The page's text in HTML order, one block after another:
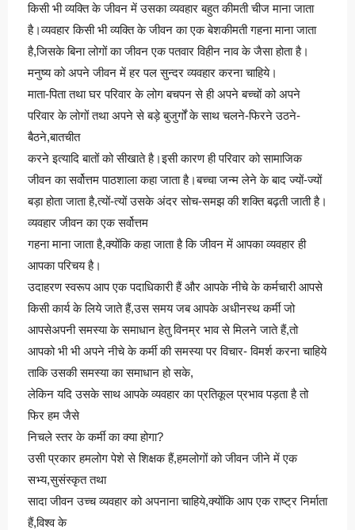
किसी भी व्यक्ति के जीवन में उसका व्यवहार बहुत कीमती चीज माना जाता
है।व्यवहार किसी भी व्यक्ति के जीवन का एक बेशकीमती गहना माना जाता
है,जिसके बिना लोगों का जीवन एक पतवार विहीन नाव के जैसा होता है।
मनुष्य को अपने जीवन में हर पल सुन्दर व्यवहार करना चाहिये।
माता-पिता तथा घर परिवार के लोग बचपन से ही अपने बच्चों को अपने
परिवार के लोगों तथा अपने से बड़े बुजुर्गों के साथ चलने-फिरने उठने-
बैठने,बातचीत
करने इत्यादि बातों को सीखाते है।इसी कारण ही परिवार को सामाजिक
जीवन का सर्वोत्तम पाठशाला कहा जाता है।बच्चा जन्म लेने के बाद ज्यों-ज्यों
बड़ा होता जाता है,त्यों-त्यों उसके अंदर सोच-समझ की शक्ति बढ़ती जाती है।
व्यवहार जीवन का एक सर्वोत्तम
गहना माना जाता है,क्योंकि कहा जाता है कि जीवन में आपका व्यवहार ही
आपका परिचय है।
उदाहरण स्वरूप आप एक पदाधिकारी हैं और आपके नीचे के कर्मचारी आपसे
किसी कार्य के लिये जाते हैं,उस समय जब आपके अधीनस्थ कर्मी जो
आपसेअपनी समस्या के समाधान हेतु विनम्र भाव से मिलने जाते हैं,तो
आपको भी भी अपने नीचे के कर्मी की समस्या पर विचार- विमर्श करना चाहिये
ताकि उसकी समस्या का समाधान हो सके,
लेकिन यदि उसके साथ आपके व्यवहार का प्रतिकूल प्रभाव पड़ता है तो
फिर हम जैसे
निचले स्तर के कर्मी का क्या होगा?
उसी प्रकार हमलोग पेशे से शिक्षक हैं,हमलोगों को जीवन जीने में एक
सभ्य,सुसंस्कृत तथा
सादा जीवन उच्च व्यवहार को अपनाना चाहिये,क्योंकि आप एक राष्ट्र निर्माता
हैं,विश्व के